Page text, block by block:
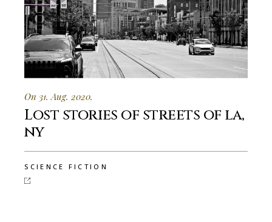
On 31. Aug. 2020.
Lost stories of streets of la,
ny
SCIENCE FICTION